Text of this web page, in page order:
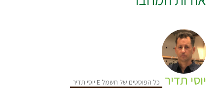
יוסי תדיר כל הפוסטים של חשמל E יוסי תדיר